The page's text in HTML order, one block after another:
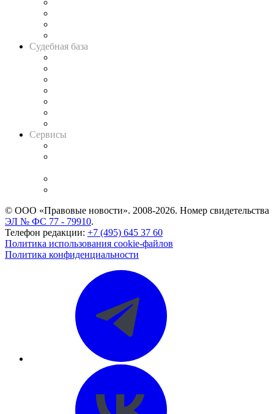
Судебная база
Сервисы
© ООО «Правовые новости». 2008-2026. Номер свидетельства
ЭЛ № ФС 77 - 79910.
Телефон редакции: +7 (495) 645 37 60
Политика использования cookie-файлов
Политика конфиденциальности